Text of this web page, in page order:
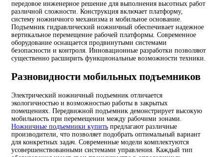
передовое инженерное решение для выполнения высотных работ
различной сложности. Конструкция включает платформу,
систему ножничного механизма и мобильное основание.
Подъемник гидравлический ножничный обеспечивает надежное
вертикальное перемещение рабочей платформы. Современное
оборудование оснащается продвинутыми системами
безопасности и контроля. Инновационные разработки позволяют
существенно расширить функциональные возможности техники.
Разновидности мобильных подъемников
Электрический ножничный подъемник отличается
экологичностью и возможностью работы в закрытых
помещениях. Передвижной подъемник демонстрирует высокую
мобильность при перемещении между рабочими зонами.
Ножничные подъемники купить предлагают различные
производители, что позволяет подобрать оптимальный вариант
для конкретных задач. Современные модели комплектуются
усовершенствованными системами управления. Каждый тип